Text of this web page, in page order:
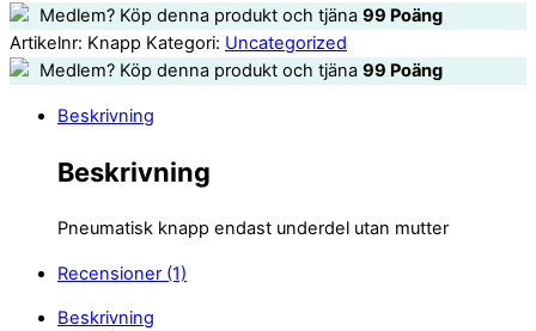
Medlem? Köp denna produkt och tjäna 99 Poäng
Artikelnr: Knapp Kategori: Uncategorized
Medlem? Köp denna produkt och tjäna 99 Poäng
Beskrivning
Beskrivning
Pneumatisk knapp endast underdel utan mutter
Recensioner (1)
Beskrivning